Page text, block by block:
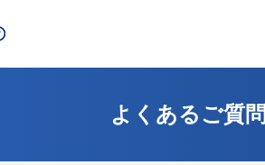
よくあるご質問